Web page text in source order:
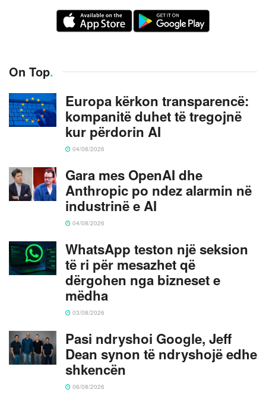
On Top.
Europa kërkon transparencë:
kompanitë duhet të tregojnë
kur përdorin AI
04/08/2026
Gara mes OpenAI dhe
Anthropic po ndez alarmin në
industrinë e AI
04/08/2026
WhatsApp teston një seksion
të ri për mesazhet që
dërgohen nga bizneset e
mëdha
03/08/2026
Pasi ndryshoi Google, Jeff
Dean synon të ndryshojë edhe
shkencën
06/08/2026